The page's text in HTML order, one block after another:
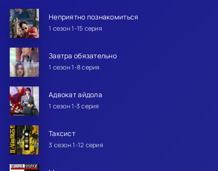
Неприятно познакомиться
1 сезон 1-15 серия
Завтра обязательно
1 сезон 1-8 серия
Адвокат айдола
1 сезон 1-3 серия
Таксист
3 сезон 1-12 серия